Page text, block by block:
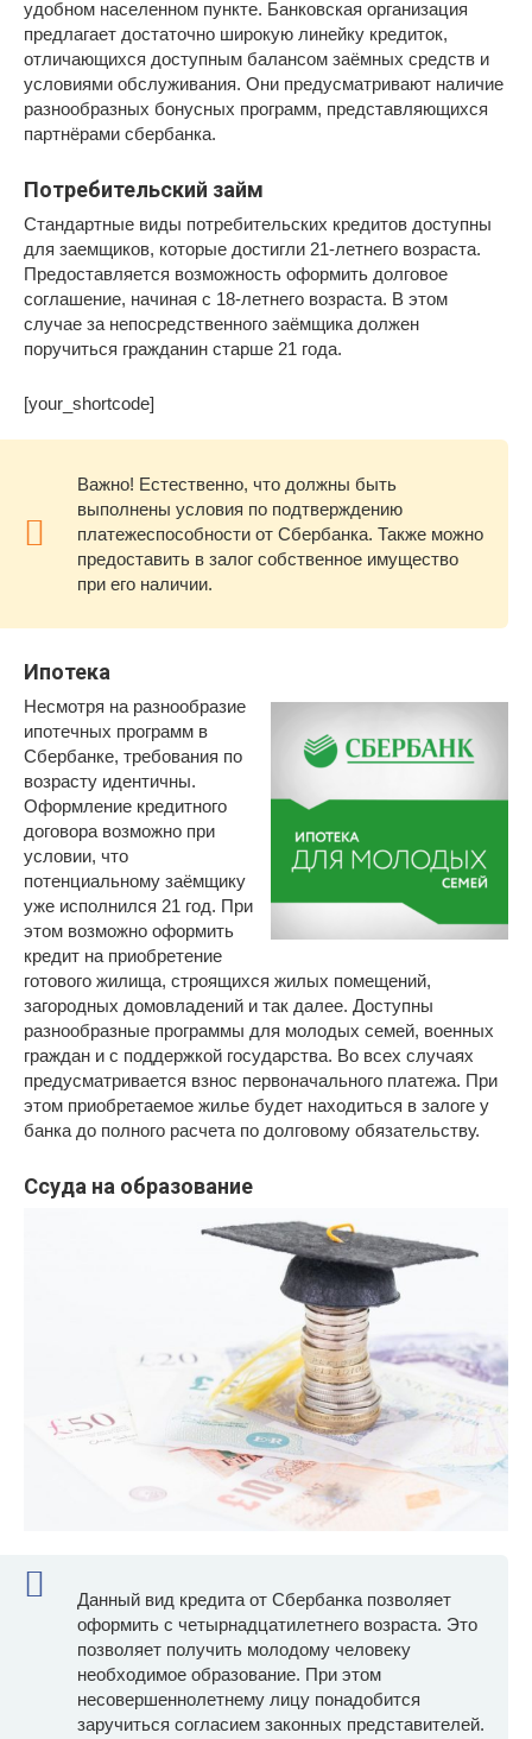
удобном населенном пункте. Банковская организация
предлагает достаточно широкую линейку кредиток,
отличающихся доступным балансом заёмных средств и
условиями обслуживания. Они предусматривают наличие
разнообразных бонусных программ, представляющихся
партнёрами сбербанка.
Потребительский займ
Стандартные виды потребительских кредитов доступны
для заемщиков, которые достигли 21-летнего возраста.
Предоставляется возможность оформить долговое
соглашение, начиная с 18-летнего возраста. В этом
случае за непосредственного заёмщика должен
поручиться гражданин старше 21 года.
[your_shortcode]
Важно! Естественно, что должны быть
выполнены условия по подтверждению
платежеспособности от Сбербанка. Также можно
предоставить в залог собственное имущество
при его наличии.
Ипотека
Несмотря на разнообразие
ипотечных программ в
Сбербанке, требования по
возрасту идентичны.
Оформление кредитного
договора возможно при
условии, что
потенциальному заёмщику
уже исполнился 21 год. При
этом возможно оформить
кредит на приобретение
готового жилища, строящихся жилых помещений,
загородных домовладений и так далее. Доступны
разнообразные программы для молодых семей, военных
граждан и с поддержкой государства. Во всех случаях
предусматривается взнос первоначального платежа. При
этом приобретаемое жилье будет находиться в залоге у
банка до полного расчета по долговому обязательству.
Ссуда на образование
Данный вид кредита от Сбербанка позволяет
оформить с четырнадцатилетнего возраста. Это
позволяет получить молодому человеку
необходимое образование. При этом
несовершеннолетнему лицу понадобится
заручиться согласием законных представителей.